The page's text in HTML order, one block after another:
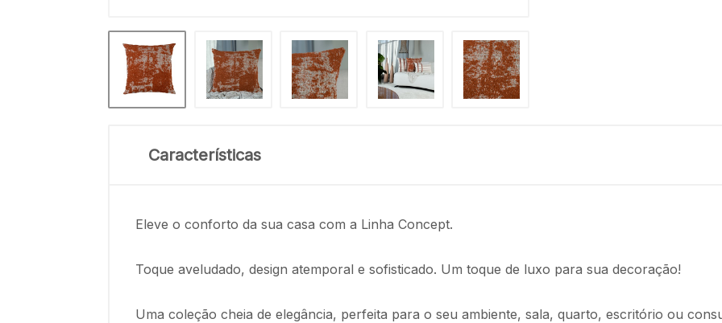
Características
Eleve o conforto da sua casa com a Linha Concept.
Toque aveludado, design atemporal e sofisticado. Um toque de luxo para sua decoração!
Uma coleção cheia de elegância, perfeita para o seu ambiente, sala, quarto, escritório ou